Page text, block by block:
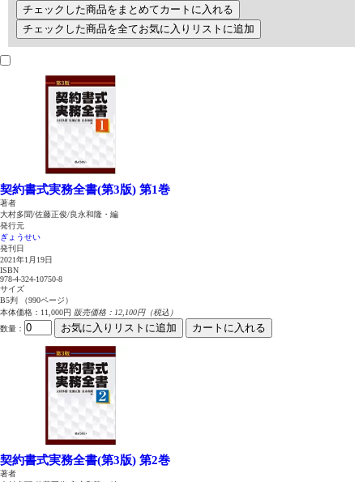
チェックした商品をまとめてカートに入れる
チェックした商品を全てお気に入りリストに追加
契約書式実務全書(第3版) 第1巻
著者
大村多聞/佐藤正俊/良永和隆・編
発行元
ぎょうせい
発刊日
2021年1月19日
ISBN
978-4-324-10750-8
サイズ
B5判 （990ページ）
本体価格：11,000円 販売価格：12,100円（税込）
数量 ： お気に入りリストに追加 カートに入れる
契約書式実務全書(第3版) 第2巻
著者